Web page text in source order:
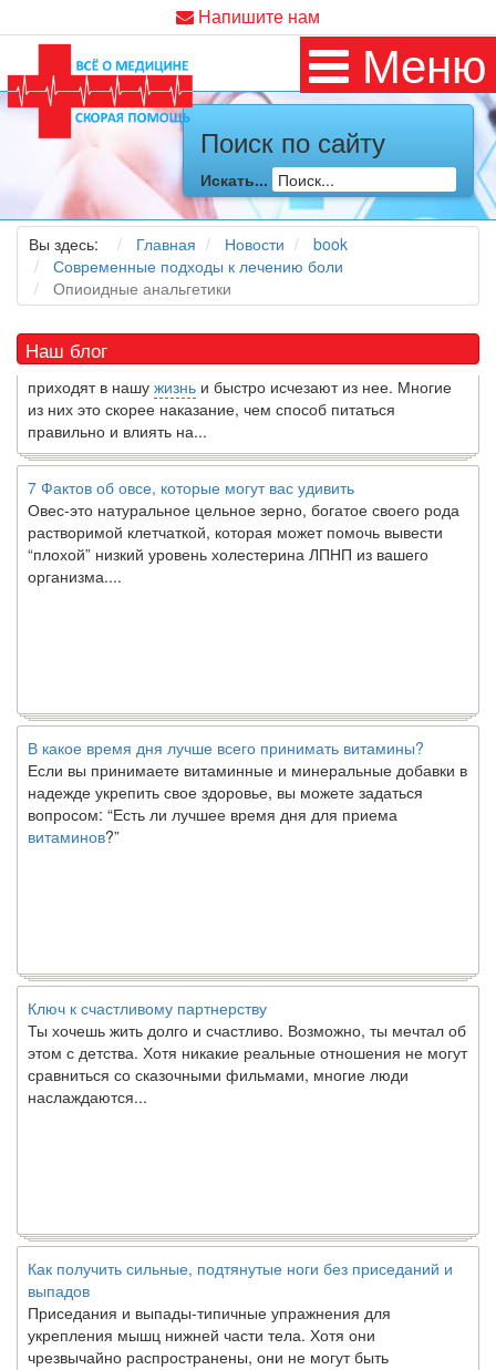
Напишите нам
Меню
Поиск по сайту
Искать...
Вы здесь: Главная Новости
book
Современные подходы к лечению боли
Опиоидные анальгетики
Наш блог
Как я заболел во время локдауна?
Это странная ситуация: вы соблюдали все меры
предосторожности COVID-19 (вы почти все время дома),
но, тем не менее, вы каким-то образом простудились. Вы
можете задаться...
Какдиетолог
приходят в нашужизньи быстро исчезают из нее. Многие
из них это скорее наказание, чем способ питаться
правильно и влиять на...
7 Фактов об овсе, которые могут вас удивить
Овес-это натуральное цельное зерно, богатое своего рода
растворимой клетчаткой, которая может помочь вывести
“плохой” низкий уровень холестерина ЛПНП из вашего
организма....
В какое время дня лучше всего принимать витамины?
Если вы принимаете витаминные и минеральные добавки в
надежде укрепить свое здоровье, вы можете задаться
вопросом: “Есть ли лучшее время дня для приема
витаминов ?”
Ключ к счастливому партнерству
Ты хочешь жить долго и счастливо. Возможно, ты мечтал об
этом с детства. Хотя никакие реальные отношения не могут
сравниться со сказочными фильмами, многие люди
наслаждаются...
Как получить сильные, подтянутые ноги без приседаний и
выпадов
Приседания и выпады-типичные упражнения для
укрепления мышц нижней части тела. Хотя они
чрезвычайно распространены, они не могут быть
безопасным вариантом для всех. Некоторые...